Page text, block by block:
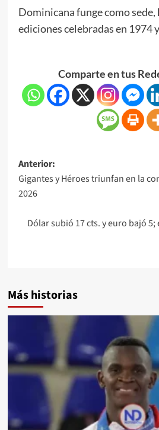
Dominicana funge como sede,
ediciones celebradas en 1974
Comparte en tus
Anterior:
Gigantes y Héroes triunfan en la
2026
Dólar subió 17 cts. y euro bajó
Más historias